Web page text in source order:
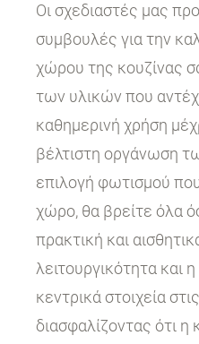
Οι σχεδιαστές μας
συμβουλές για την
χώρου της κουζίνας
των υλικών που
καθημερινή χρήση
βέλτιστη οργάνωση
επιλογή φωτισμού
χώρο, θα βρείτε όλα
πρακτική και
λειτουργικότητα και
κεντρικά στοιχεία
διασφαλίζοντας ότι η